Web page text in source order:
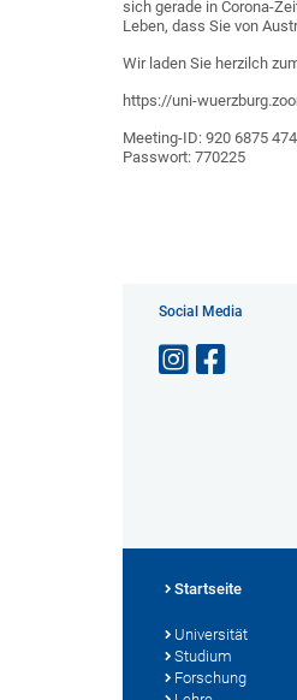
sich gerade in Corona-
Leben, dass Sie von
Wir laden Sie herzilch
https://uni-
Meeting-ID: 920 6875
Passwort: 770225
Social Media
Startseite
Universität
Studium
Forschung